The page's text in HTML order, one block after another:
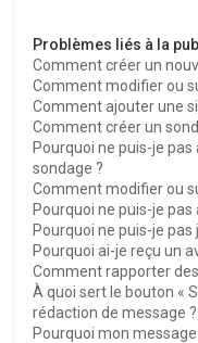
Problèmes liés à la
Comment créer un
Comment modifier ou
Comment ajouter une
Comment créer un
Pourquoi ne puis-je pas
sondage ?
Comment modifier ou
Pourquoi ne puis-je
Pourquoi ne puis-je
Pourquoi ai-je reçu un
Comment rapporter
À quoi sert le bouton «
rédaction de message ?
Pourquoi mon